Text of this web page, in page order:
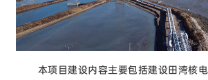
本项目建设内容主要包括建设田湾核电